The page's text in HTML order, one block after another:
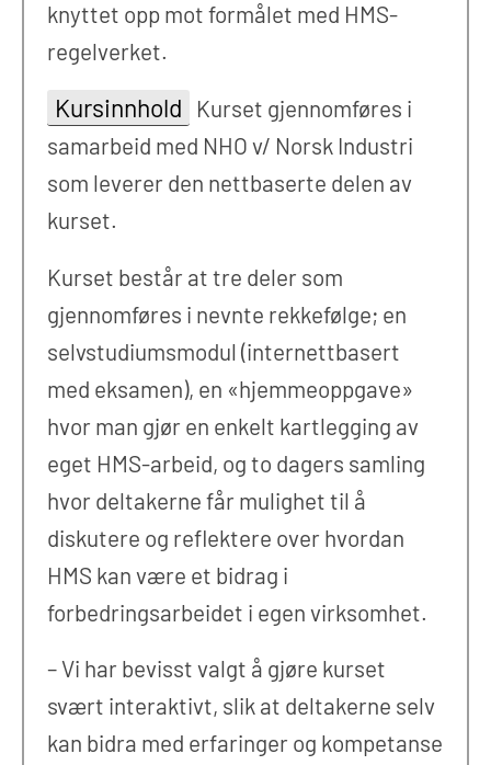
knyttet opp mot formålet med HMS-
regelverket.
Kursinnhold
Kurset gjennomføres i
samarbeid med NHO v/ Norsk Industri
som leverer den nettbaserte delen av
kurset.
Kurset består at tre deler som
gjennomføres i nevnte rekkefølge; en
selvstudiumsmodul (internettbasert
med eksamen), en «hjemmeoppgave»
hvor man gjør en enkelt kartlegging av
eget HMS-arbeid, og to dagers samling
hvor deltakerne får mulighet til å
diskutere og reflektere over hvordan
HMS kan være et bidrag i
forbedringsarbeidet i egen virksomhet.
– Vi har bevisst valgt å gjøre kurset
svært interaktivt, slik at deltakerne selv
kan bidra med erfaringer og kompetanse